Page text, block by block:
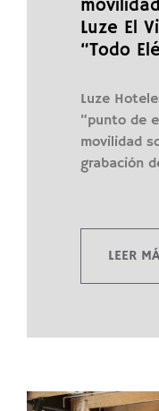
Luze El
“Todo
Luze
“punto de
movilidad
grabación
LEER